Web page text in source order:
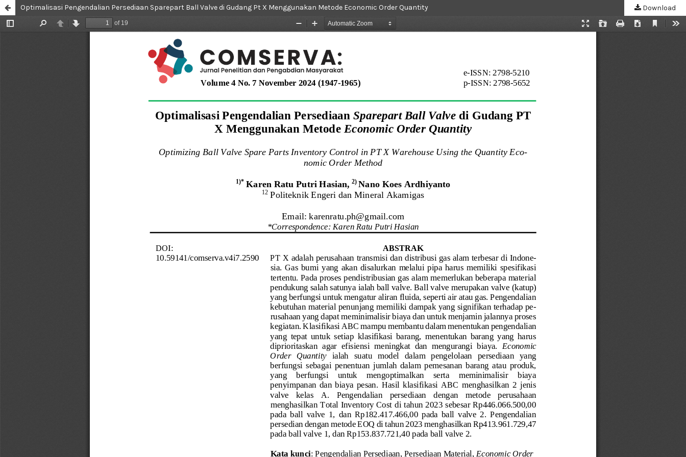
Optimalisasi Pengendalian Persediaan Sparepart Ball Valve di Gudang Pt X Menggunakan Metode Economic Order Quantity Download